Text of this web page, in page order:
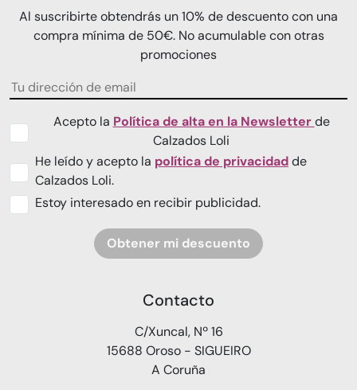
Al suscribirte obtendrás un 10% de descuento con una
compra mínima de 50€. No acumulable con otras
promociones
Acepto la Política de alta en la Newsletterde
Calzados Loli
He leído y acepto la política de privacidadde
Calzados Loli.
Estoy interesado en recibir publicidad.
Obtener mi descuento
Contacto
C/Xuncal, Nº 16
15688 Oroso - SIGUEIRO
A Coruña